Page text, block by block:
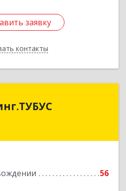
заявку
контакты
заявку
Назад
56